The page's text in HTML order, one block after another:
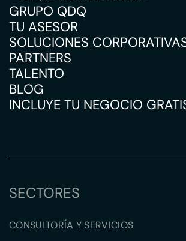
GRUPO QDQ
TU ASESOR
SOLUCIONES
PARTNERS
TALENTO
BLOG
INCLUYE TU NEGOCIO
SECTORES
CONSULTORÍA Y SERVICIOS